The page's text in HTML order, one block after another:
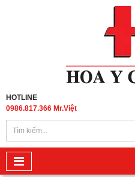
HOTLINE
0986.817.366 Mr.Việt